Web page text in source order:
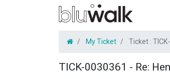
My Ticket Ticket :
TICK-0030361 - Re: